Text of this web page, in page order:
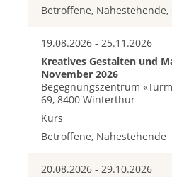
Betroffene,
19.08.2026 - 25.11.2026
Kreatives Gestalten und
November 2026
Begegnungszentrum
69, 8400 Winterthur
Kurs
Betroffene, Nahestehende
20.08.2026 - 29.10.2026